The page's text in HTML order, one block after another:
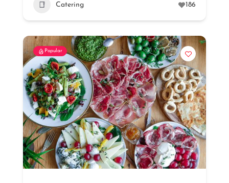
Catering 186
Popular